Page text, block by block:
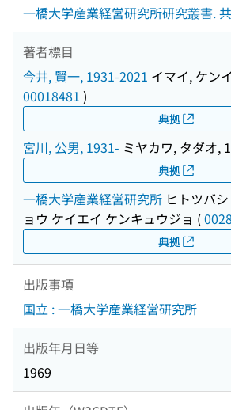
一橋大学産業経営研究所研究叢書.
著者標目
今井, 賢一, 1931-2021 イマイ, ケン
00018481 )
典拠
宮川, 公男, 1931- ミヤカワ, タダオ,
典拠
一橋大学産業経営研究所 ヒトツバ
ョウ ケイエイ ケンキュウジョ (
典拠
出版事項
国立 : 一橋大学産業経営研究所
出版年月日等
1969